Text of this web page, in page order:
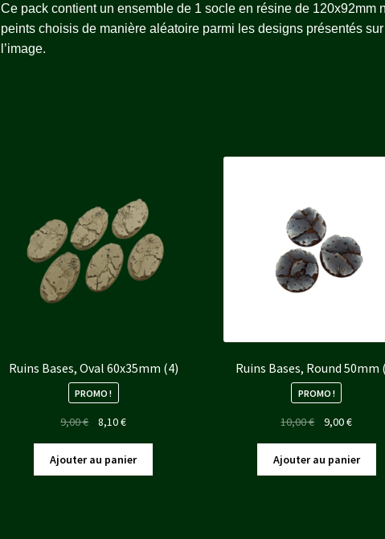
Ce pack contient un ensemble de 1 socle en résine de 120x92mm
peints choisis de manière aléatoire parmi les designs présentés sur
l’image.
Ruins Bases, Oval 60x35mm (4)
PROMO !
9,00€
Le
initial
était :
8,10€Le
actuel
est :
Ajouter au panier
Ruins Bases, Round 50mm
PROMO !
10,00€
Le
initial
était :
9,00€Le
actuel
est :
Ajouter au panier